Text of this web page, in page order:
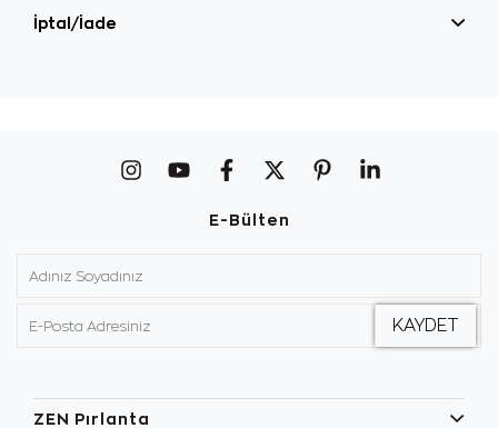
İptal/İade
E-Bülten
ZEN Pırlanta